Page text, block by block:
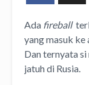
Ada fireball
yang masuk
Dan ternyata
jatuh di Rusia.